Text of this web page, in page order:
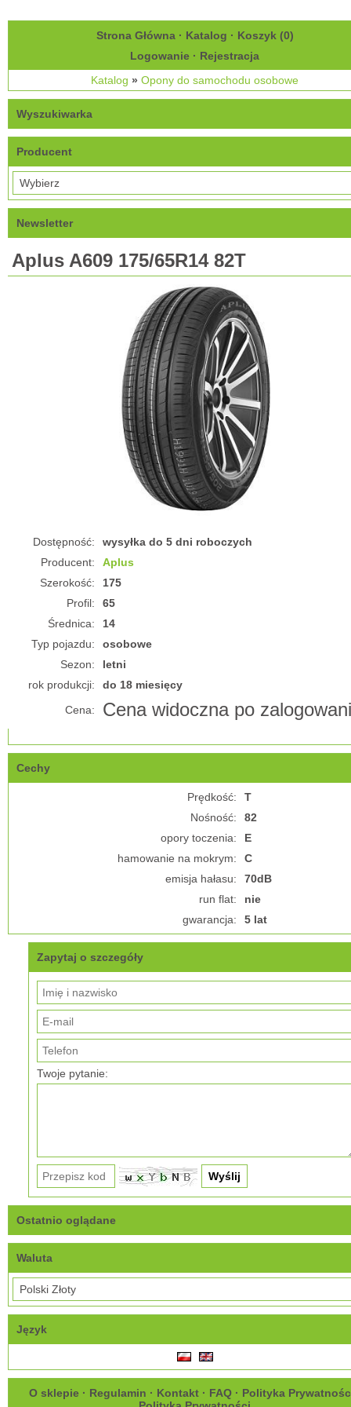
Strona Główna· Katalog · Koszyk (0)
Logowanie · Rejestracja
Katalog » Opony do samochodu osobowe
Wyszukiwarka
Producent
Newsletter
Aplus A609 175/65R14 82T
Dostępność:
wysyłka do 5 dni roboczych
Producent:
Aplus
Szerokość:
175
Profil:
65
Średnica:
14
Typ pojazdu:
osobowe
Sezon:
letni
rok produkcji:
do 18 miesięcy
Cena:
Cena widoczna po
Cechy
Prędkość:
T
Nośność:
82
opory toczenia:
E
hamowanie na mokrym:
C
emisja hałasu:
70dB
run flat:
nie
gwarancja:
5 lat
Zapytaj o szczegóły
Twoje pytanie:
Ostatnio oglądane
Waluta
Język
O sklepie· Regulamin · Kontakt· FAQ· Polityka